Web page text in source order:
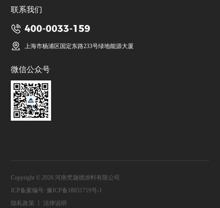
联系我们
400-0033-159
上海市杨浦区国定东路233号绿地能源大厦
微信公众号
Copyright © 2026 河南梵迦德涂料有限公司
ICP备案编号: 豫ICP备18031719号-1
隐私政策
法律说明